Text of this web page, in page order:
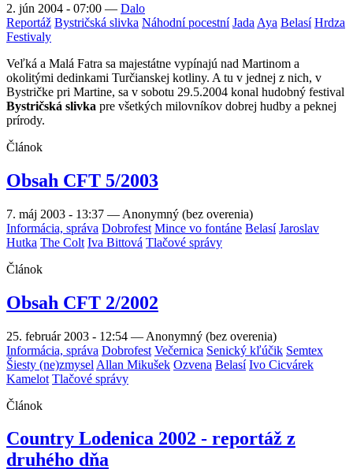
2. jún 2004 - 07:00 — Dalo
Reportáž Bystričská slivka Náhodní pocestní Jada Aya Belasí Hrdza
Festivaly
Veľká a Malá Fatra sa majestátne vypínajú nad Martinom a
okolitými dedinkami Turčianskej kotliny. A tu v jednej z nich, v
Bystričke pri Martine, sa v sobotu 29.5.2004 konal hudobný festival
Bystričská slivka pre všetkých milovníkov dobrej hudby a peknej
prírody.
Článok
Obsah CFT 5/2003
7. máj 2003 - 13:37 — Anonymný (bez overenia)
Informácia, správa Dobrofest Mince vo fontáne Belasí Jaroslav
Hutka The Colt Iva Bittová Tlačové správy
Článok
Obsah CFT 2/2002
25. február 2003 - 12:54 — Anonymný (bez overenia)
Informácia, správa Dobrofest Večernica Senický kľúčik Semtex
Šiesty (ne)zmysel Allan Mikušek Ozvena Belasí Ivo Cicvárek
Kamelot Tlačové správy
Článok
Country Lodenica 2002 - reportáž z
druhého dňa